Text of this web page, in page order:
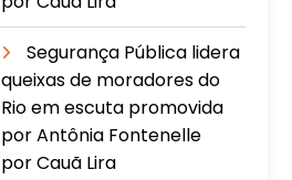
​Segurança Pública lidera
queixas de moradores do
Rio em escuta promovida
por Antônia Fontenelle
por Cauã Lira